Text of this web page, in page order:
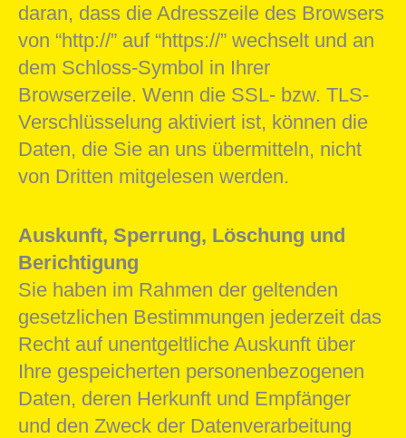
daran, dass die Adresszeile des Browsers
von “http://” auf “https://” wechselt und an
dem Schloss-Symbol in Ihrer
Browserzeile. Wenn die SSL- bzw. TLS-
Verschlüsselung aktiviert ist, können die
Daten, die Sie an uns übermitteln, nicht
von Dritten mitgelesen werden.
Auskunft, Sperrung, Löschung und
Berichtigung
Sie haben im Rahmen der geltenden
gesetzlichen Bestimmungen jederzeit das
Recht auf unentgeltliche Auskunft über
Ihre gespeicherten personenbezogenen
Daten, deren Herkunft und Empfänger
und den Zweck der Datenverarbeitung